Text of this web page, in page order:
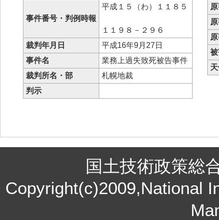
事件番号・判例時報
平成１５（わ）１１８５
１１９８－２９６
裁判年月日
平成16年9月27日
事件名
業務上過失致死被告事件
裁判所名・部
札幌地裁
判示
国土技術政策
Copyright(c)2009,National